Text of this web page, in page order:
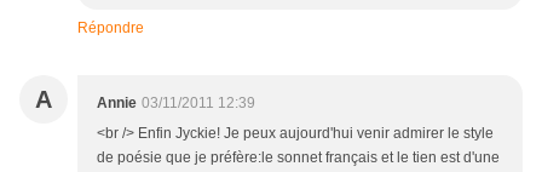
Répondre
A Annie 03/11/2011 12:39
<br /> Enfin Jyckie! Je peux aujourd'hui venir admirer le style
de poésie que je préfère:le sonnet français et le tien est d'une